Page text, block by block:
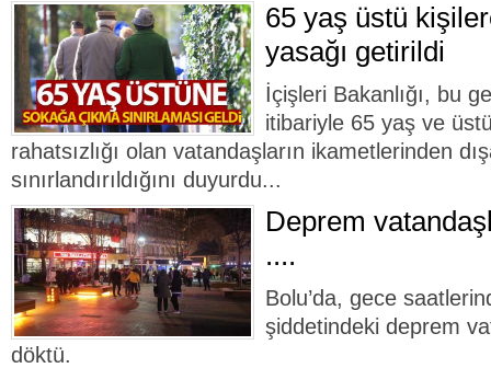
65 yaş üstü
yasağı getirildi
İçişleri Bakanlığı, bu
itibariyle 65 yaş ve
rahatsızlığı olan vatandaşların ikametlerinden
sınırlandırıldığını duyurdu...
Deprem
....
Bolu’da, gece
şiddetindeki deprem
döktü.